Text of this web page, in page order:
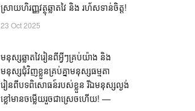
ស្រាយហិរញ្ញវត្ថុឆ្លាតវៃ និង រហ័សទាន់ចិត្ត!
23 Oct 2025
មនុស្សឆ្លាតវៃរៀនពីអ្វីៗគ្រប់យ៉ាង និង
មនុស្សជុំវិញខ្លួនគ្រប់គ្នាមនុស្សធម្មតា
រៀនពីបទពិសោធន៍របស់ខ្លួន រីឯមនុស្សល្ងង់
ខ្លៅមានចម្លើយរួចជាស្រេចហើយ! —